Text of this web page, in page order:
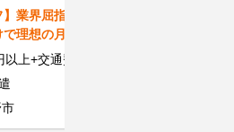
業界屈指の好
理想の月収へ♪
+交通費全額支給